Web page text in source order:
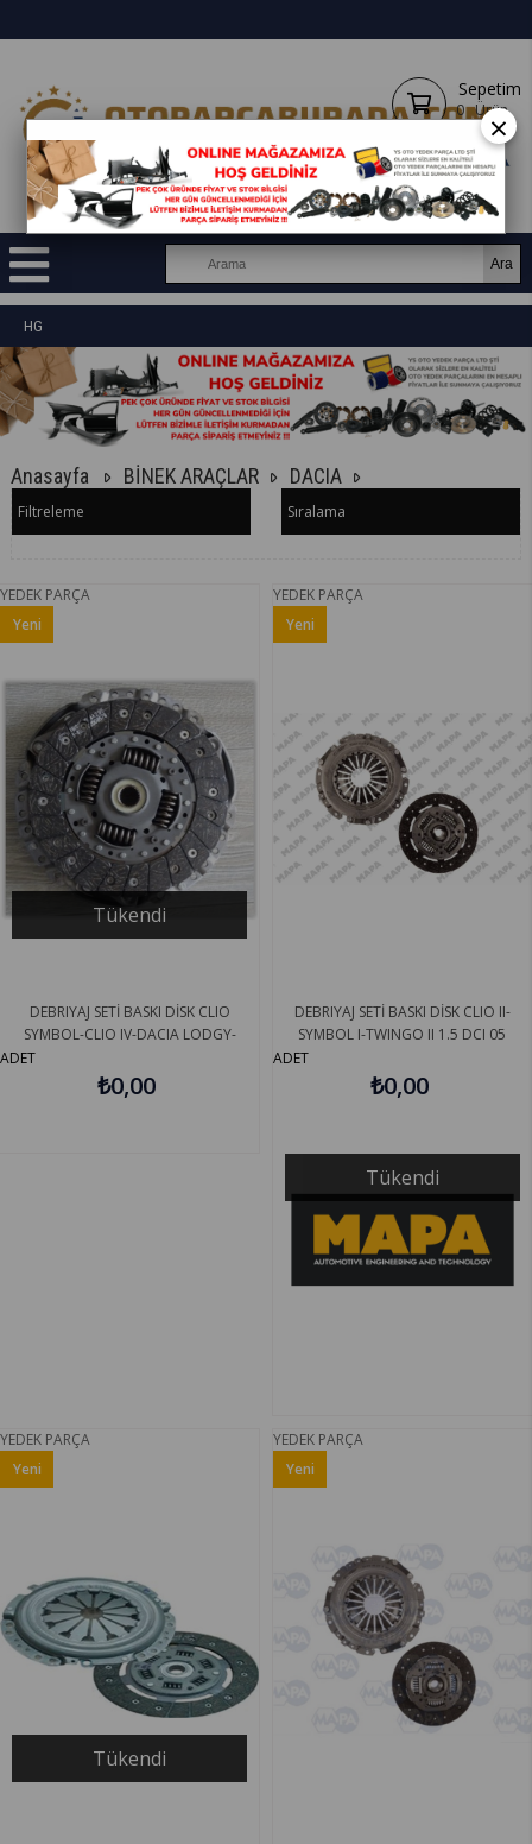
Sepetim
0 Ürün
HG
Anasayfa BİNEK ARAÇLAR DACIA
Filtreleme Sıralama
YEDEK PARÇA
Tükendi
DEBRIYAJ SETİ BASKI DİSK CLIO
SYMBOL-CLIO IV-DACIA LODGY-
SANDERO 1.5 DCİ MY 302055016R
ADET
₺0,00
Yeni
YEDEK PARÇA
Tükendi
DEBRIYAJ SETİ BASKI DİSK CLIO II-
SYMBOL I-TWINGO II 1.5 DCI 05
SANDERO 1.5 DCI 08 K9K740 MAPA
014215109
ADET
₺0,00
Yeni
YEDEK PARÇA
Tükendi
Yeni
YEDEK PARÇA
Yeni
×